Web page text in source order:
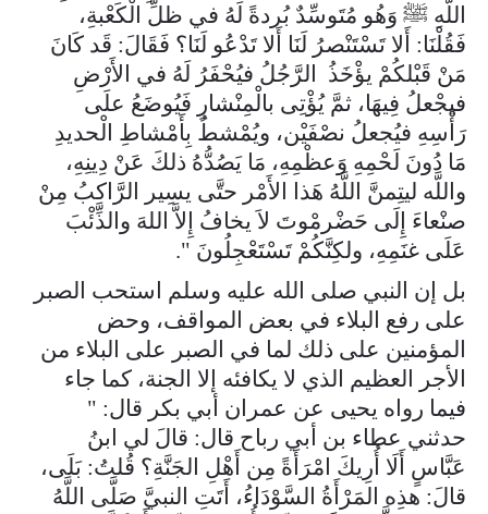
اللَّهِ ﷺ وَهُو مُتَوسِّدٌ بُردةً لَهُ في ظلِّ الْكَعْبةِ،
فَقُلْنَا: أَلا تَسْتَنْصرُ لَنَا أَلا تَدْعُو لَنَا؟ فَقَالَ: قَد كَانَ
مَنْ قَبْلكُمْ يؤْخَذُ الرَّجُلُ فيُحْفَرُ لَهُ في الأَرْضِ
فيجْعلُ فِيهَا، ثمَّ يُؤْتِى بالْمِنْشارِ فَيُوضَعُ علَى
رَأْسِهِ فيُجعلُ نصْفَيْن، ويُمْشطُ بِأَمْشاطِ الْحديدِ
مَا دُونَ لَحْمِهِ وَعظْمِهِ، مَا يَصُدُّهُ ذلكَ عَنْ دِينِهِ،
واللَّه ليتِمنَّ اللَّهُ هَذا الأَمْر حتَّى يسِير الرَّاكِبُ مِنْ
صنْعاءَ إِلَى حَضْرمْوتَ لاَ يخافُ إِلاَّ اللهَ والذِّئْبَ
عَلَى غنَمِهِ، ولكِنَّكُمْ تَسْتَعْجِلُونَ ".
بل إن النبي صلى الله عليه وسلم استحب الصبر
على رفع البلاء في بعض المواقف، وحض
المؤمنين على ذلك لما في الصبر على البلاء من
الأجر العظيم الذي لا يكافئه إلا الجنة، كما جاء
فيما رواه يحيى عن عمران أبي بكر قال: "
حدثني عطاء بن أبي رباح قال: قالَ لي ابنُ
عَبَّاسٍ أَلَا أُرِيكَ امْرَأَةً مِن أَهْلِ الجَنَّةِ؟ قُلتُ: بَلَى،
قالَ: هذِه المَرْأَةُ السَّوْدَاءُ، أَتَتِ النبيَّ صَلَّى اللَّهُ